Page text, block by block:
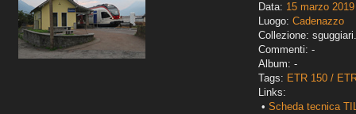
Data: 15 marzo 2019
Luogo: Cadenazzo
Collezione:
Commenti: -
Album: -
Tags: ETR 150 /
Links:
• Scheda tecnica